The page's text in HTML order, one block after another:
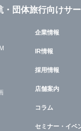
・団体旅行向けサ
企業情報
IR情報
採用情報
店舗案内
コラム
セミナー・イベ